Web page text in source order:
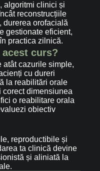
algoritmi clinici și
reconstrucțiile
durerea orofacială
gestionate eficient,
practica zilnică.
curs?
atât cazurile simple,
cu dureri
la reabilitări orale
corect dimensiunea
o reabilitare orala
obiectiv
reproductibile și
ta clinică devine
și aliniată la